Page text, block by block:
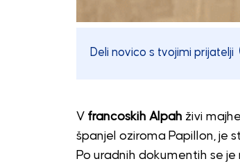
Deli novico s tvojimi prijatelji
V francoskih Alpah živi
španjel oziroma Papillon, je
Po uradnih dokumentih se je